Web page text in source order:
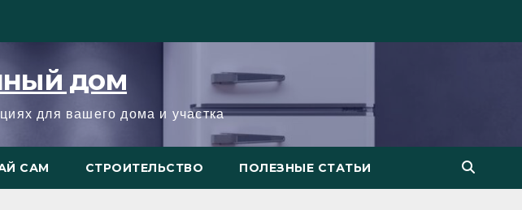
дом
для вашего дома и участка
САМ СТРОИТЕЛЬСТВО ПОЛЕЗНЫЕ СТАТЬИ